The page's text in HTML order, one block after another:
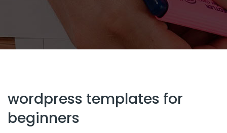
wordpress templates for
beginners